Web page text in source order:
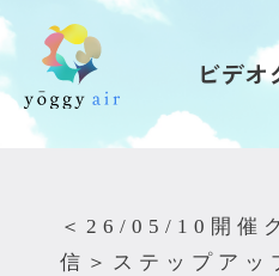
受講の流れ
インストラクター
ビデオ
＜26/05/10開催
信＞ステップアッ